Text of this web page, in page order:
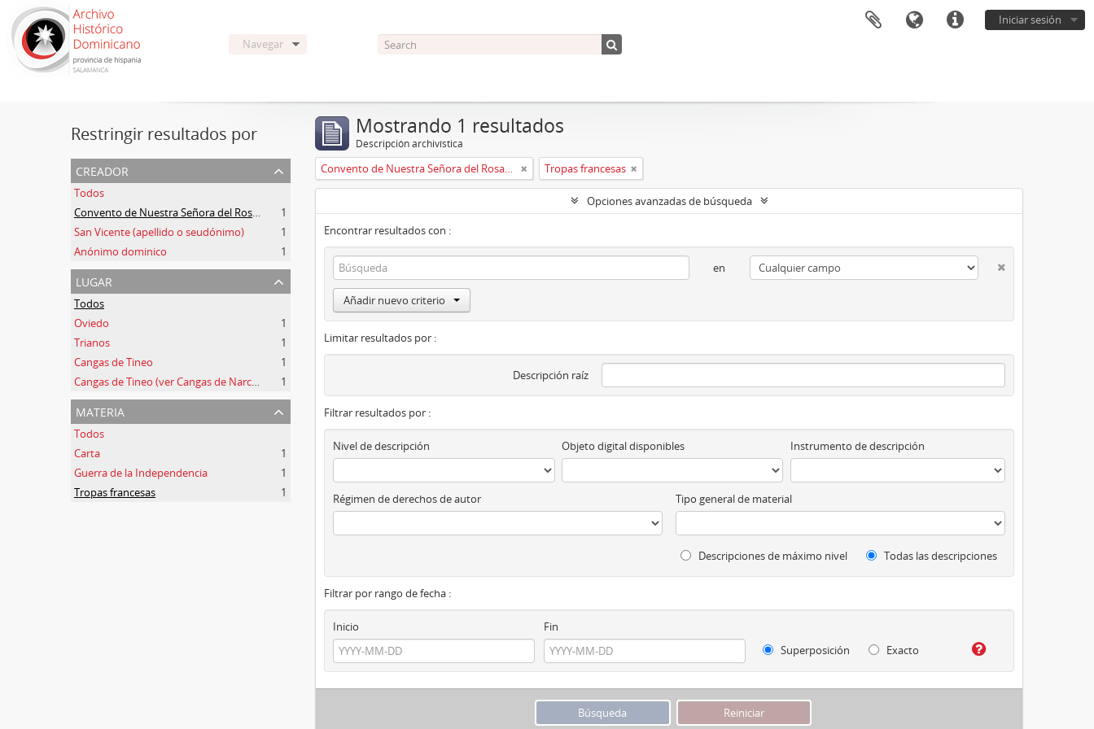
Iniciar sesión
Navegar
Restringir resultados por
creador
Todos
Convento de Nuestra Señora del Rosario de Oviedo
1
San Vicente (apellido o seudónimo)
1
Anónimo dominico
1
lugar
Todos
Oviedo
1
Trianos
1
Cangas de Tineo
1
Cangas de Tineo (ver Cangas de Narcea)
1
materia
Todos
Carta
1
Guerra de la Independencia
1
Tropas francesas
1
Mostrando 1 resultados
Descripción archivística
Convento de Nuestra Señora del Rosario de Oviedo Tropas francesas
Opciones avanzadas de búsqueda
Encontrar resultados con :
en
Añadir nuevo criterio
Limitar resultados por :
Descripción raíz
Filtrar resultados por :
Nivel de descripción Objeto digital disponibles Instrumento de descripción
Régimen de derechos de autor Tipo general de material
Descripciones de máximo nivel Todas las descripciones
Filtrar por rango de fecha :
Inicio
Fin
Superposición
Exacto